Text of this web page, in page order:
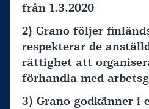
från 1.3.2020
2) Grano följer
respekterar de
rättighet att
förhandla med
3) Grano godkänner i